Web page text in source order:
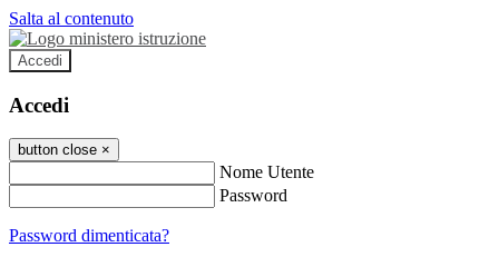
Salta al contenuto
Accedi
Accedi
button close ×
Nome Utente
Password
Password dimenticata?